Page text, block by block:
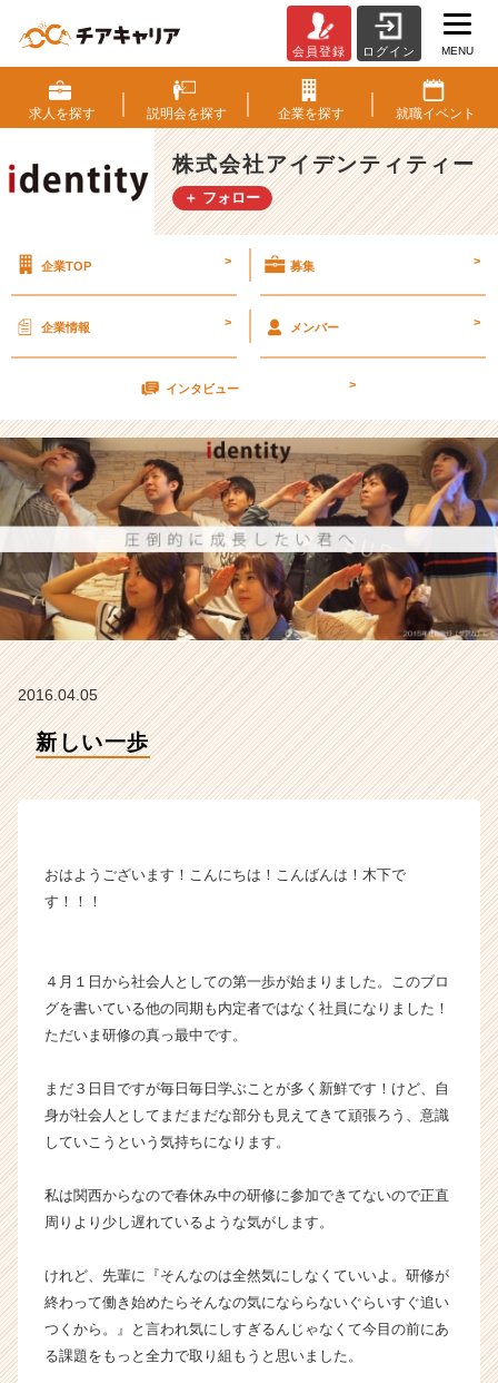
し
い
一
歩
【株
式
イ
テ
ィ
ィ
ー
の
タ
イ
ム
ラ
イ
ン】
|
か
ウ
が
届
就
活
サ
チ
ア
ャ
リ
ア
（C
会員登録 ログイン MENU
求人を探す 説明会を探す 企業を探す 就職イベント
株式会社アイデンティティー
＋ フォロー
企業TOP > 募集 >
企業情報 > メンバー >
インタビュー >
2016.04.05
新しい一歩
おはようございます！こんにちは！こんばんは！木下で
す！！！
４月１日から社会人としての第一歩が始まりました。このブロ
グを書いている他の同期も内定者ではなく社員になりました！
ただいま研修の真っ最中です。
まだ３日目ですが毎日毎日学ぶことが多く新鮮です！けど、自
身が社会人としてまだまだな部分も見えてきて頑張ろう、意識
していこうという気持ちになります。
私は関西からなので春休み中の研修に参加できてないので正直
周りより少し遅れているような気がします。
けれど、先輩に『そんなのは全然気にしなくていいよ。研修が
終わって働き始めたらそんなの気になららないぐらいすぐ追い
つくから。』と言われ気にしすぎるんじゃなくて今目の前にあ
る課題をもっと全力で取り組もうと思いました。